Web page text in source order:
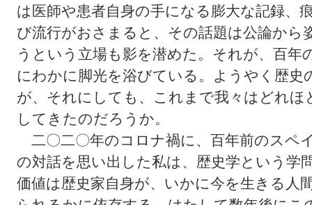
は医師や患者自身の手になる膨大な記録、
び流行がおさまると、その話題は公論から
うという立場も影を潜めた。それが、百年
にわかに脚光を浴びている。ようやく歴史
が、それにしても、これまで我々はどれほ
してきたのだろうか。
二〇二〇年のコロナ禍に、百年前のスペ
の対話を思い出した私は、歴史学という学
価値は歴史家自身が、いかに今を生きる人